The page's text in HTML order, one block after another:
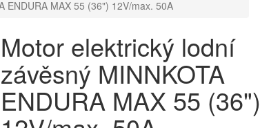
ENDURA MAX 55 (36") 12V/max. 50A
Motor elektrický lodní
závěsný MINNKOTA
ENDURA MAX 55 (36")